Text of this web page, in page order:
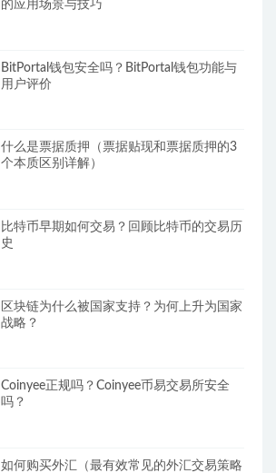
的应用场景与技巧
BitPortal钱包安全吗？BitPortal钱包功能与
用户评价
什么是票据质押（票据贴现和票据质押的3
个本质区别详解）
比特币早期如何交易？回顾比特币的交易历
史
区块链为什么被国家支持？为何上升为国家
战略？
Coinyee正规吗？Coinyee币易交易所安全
吗？
如何购买外汇（最有效常见的外汇交易策略